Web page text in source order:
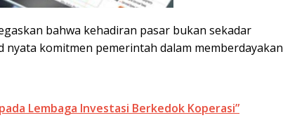
bahwa kehadiran pasar bukan sekadar
komitmen pemerintah dalam memberdayakan
Lembaga Investasi Berkedok Koperasi”